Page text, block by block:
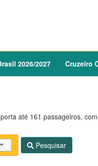
2026/2027 Cruzeiro
até 161 passageiros,
Pesquisar